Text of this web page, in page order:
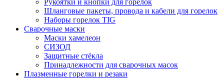
Рукоятки и кнопки для горелок
Шланговые пакеты, провода и кабели для горелок
Наборы горелок TIG
Сварочные маски
Маски хамелеон
СИЗОД
Защитные стёкла
Принадлежности для сварочных масок
Плазменные горелки и резаки